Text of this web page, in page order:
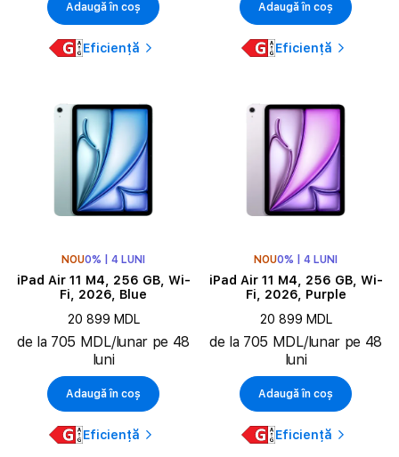
Adaugă în coș
Eficiență
Adaugă în coș
Eficiență
NOU0% | 4 LUNI
iPad Air 11 M4, 256 GB, Wi-
Fi, 2026, Blue
20 899 MDL
de la 705 MDL/lunar pe 48
luni
Adaugă în coș
Eficiență
NOU0% | 4 LUNI
iPad Air 11 M4, 256 GB, Wi-
Fi, 2026, Purple
20 899 MDL
de la 705 MDL/lunar pe 48
luni
Adaugă în coș
Eficiență